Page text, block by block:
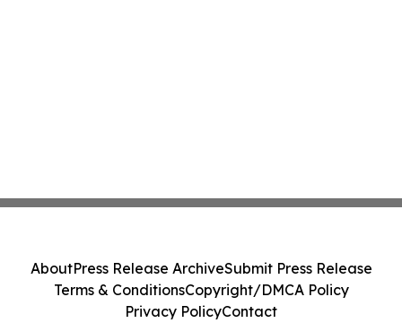
AboutPress Release ArchiveSubmit Press Release
Terms & ConditionsCopyright/DMCA Policy
Privacy PolicyContact